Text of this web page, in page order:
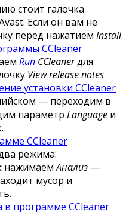
стоит галочка
Если он вам не
перед нажатием Install.
Run CCleanerдля
View release notes
— переходим в
параметр Language и
режима:
нажимаемАнализ —
мусор и